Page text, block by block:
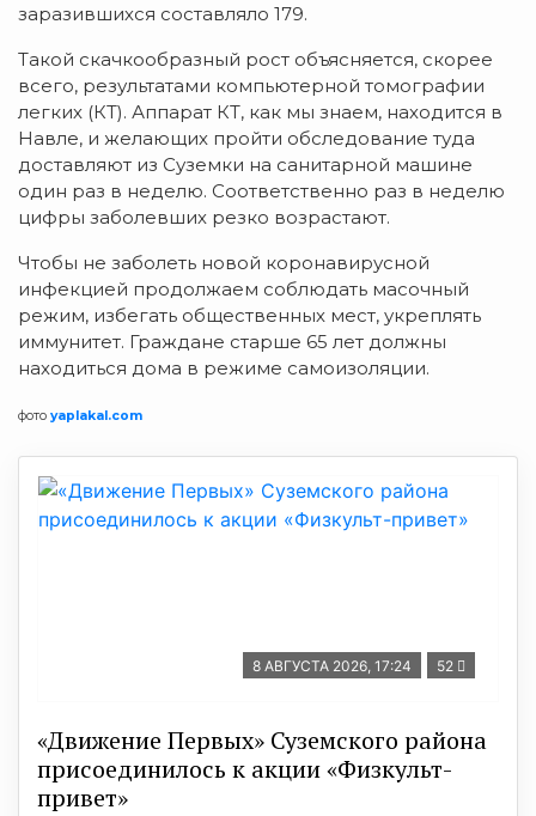
заразившихся составляло 179.
Такой скачкообразный рост объясняется, скорее
всего, результатами компьютерной томографии
легких (КТ). Аппарат КТ, как мы знаем, находится в
Навле, и желающих пройти обследование туда
доставляют из Суземки на санитарной машине
один раз в неделю. Соответственно раз в неделю
цифры заболевших резко возрастают.
Чтобы не заболеть новой коронавирусной
инфекцией продолжаем соблюдать масочный
режим, избегать общественных мест, укреплять
иммунитет. Граждане старше 65 лет должны
находиться дома в режиме самоизоляции.
фото yaplakal.com
8 АВГУСТА 2026, 17:24 52
«Движение Первых» Суземского района
присоединилось к акции «Физкульт-
привет»